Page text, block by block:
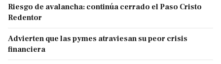
Riesgo de avalancha: continúa cerrado el Paso Cristo
Redentor
Advierten que las pymes atraviesan su peor crisis
financiera